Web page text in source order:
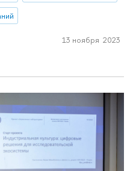
13 ноября 2023